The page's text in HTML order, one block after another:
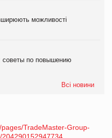
можливості
по повышению
Всі новини